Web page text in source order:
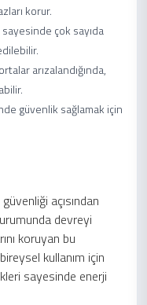
korur.
sayesinde çok sayıda
arızalandığında,
güvenlik sağlamak için
açısından
devreyi
koruyan bu
kullanım için
sayesinde enerji